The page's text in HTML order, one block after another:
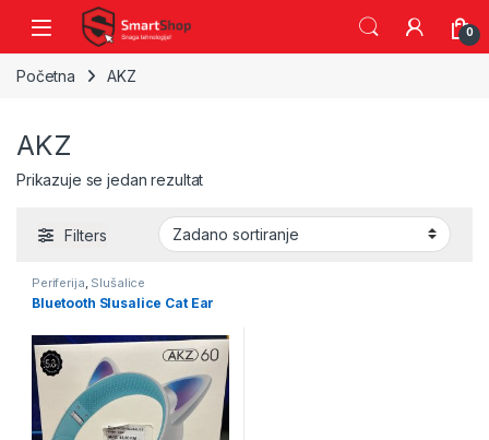
Skip to navigation
Skip to content
0
Početna AKZ
AKZ
Prikazuje se jedan rezultat
Filters
Periferija, Slušalice
Bluetooth Slusalice Cat Ear